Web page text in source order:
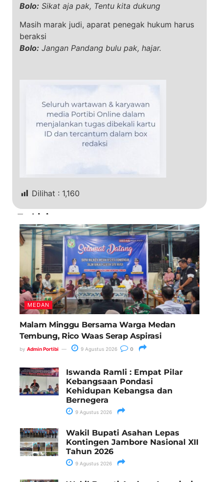
Bolo: Sikat aja pak, Tentu kita dukung
Masih marak judi, aparat penegak hukum harus
beraksi
Bolo: Jangan Pandang bulu pak, hajar.
Dilihat : 1,160
Terkini
MEDAN
Malam Minggu Bersama Warga Medan
Tembung, Rico Waas Serap Aspirasi
by Admin Portibi 9 Agustus 2026 0
Iswanda Ramli : Empat Pilar
Kebangsaan Pondasi
Kehidupan Kebangsa dan
Bernegera
9 Agustus 2026
Wakil Bupati Asahan Lepas
Kontingen Jambore Nasional XII
Tahun 2026
9 Agustus 2026